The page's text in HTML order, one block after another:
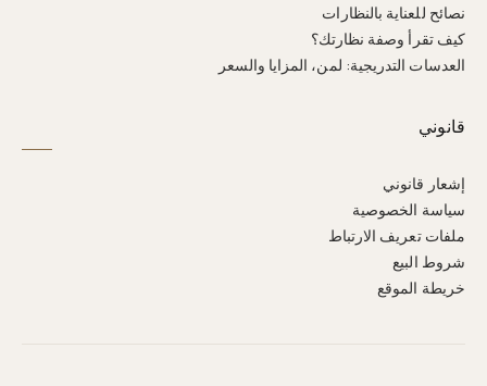
نصائح للعناية بالنظارات
كيف تقرأ وصفة نظارتك؟
العدسات التدريجية: لمن، المزايا والسعر
قانوني
إشعار قانوني
سياسة الخصوصية
ملفات تعريف الارتباط
شروط البيع
خريطة الموقع